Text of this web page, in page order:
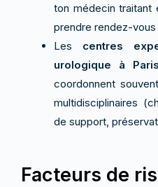
ton médecin traitant
prendre rendez-
Les centres
urologique à
coordonnent
multidisciplinaires
de support,
Facteurs de